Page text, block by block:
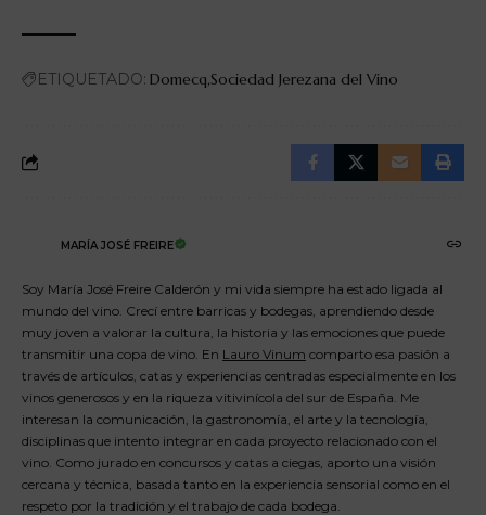
ETIQUETADO: Domecq Sociedad Jerezana del Vino
MARÍA JOSÉ FREIRE
Soy María José Freire Calderón y mi vida siempre ha estado ligada al
mundo del vino. Crecí entre barricas y bodegas, aprendiendo desde
muy joven a valorar la cultura, la historia y las emociones que puede
transmitir una copa de vino. En Lauro Vinum comparto esa pasión a
través de artículos, catas y experiencias centradas especialmente en los
vinos generosos y en la riqueza vitivinícola del sur de España. Me
interesan la comunicación, la gastronomía, el arte y la tecnología,
disciplinas que intento integrar en cada proyecto relacionado con el
vino. Como jurado en concursos y catas a ciegas, aporto una visión
cercana y técnica, basada tanto en la experiencia sensorial como en el
respeto por la tradición y el trabajo de cada bodega.